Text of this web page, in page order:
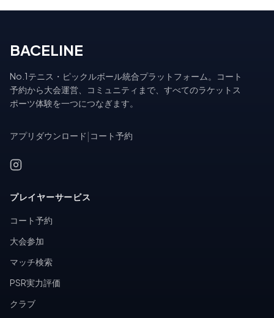
BACELINE
No.1テニス・ピックルボール統合プラットフォーム。コート
予約から大会運営、コミュニティまで、すべてのラケットス
ポーツ体験を一つにつなぎます。
アプリダウンロード コート予約
プレイヤーサービス
コート予約
大会参加
マッチ検索
PSR実力評価
クラブ